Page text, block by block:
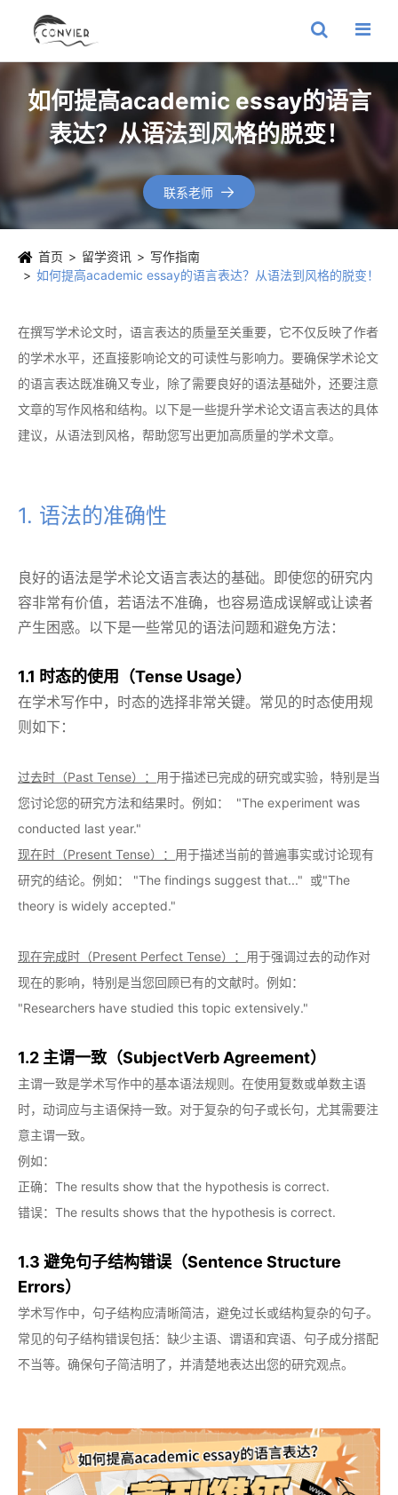
如何提高academic essay的语言
表达？从语法到风格的脱变！
联系老师 
首页 留学资讯
写作指南
如何提高academic essay的语言表达？从语法到风格的脱变！
在撰写学术论文时，语言表达的质量至关重要，它不仅反映了作者
的学术水平，还直接影响论文的可读性与影响力。要确保学术论文
的语言表达既准确又专业，除了需要良好的语法基础外，还要注意
文章的写作风格和结构。以下是一些提升学术论文语言表达的具体
建议，从语法到风格，帮助您写出更加高质量的学术文章。
1. 语法的准确性
良好的语法是学术论文语言表达的基础。即使您的研究内
容非常有价值，若语法不准确，也容易造成误解或让读者
产生困惑。以下是一些常见的语法问题和避免方法：
1.1 时态的使用（Tense Usage）
在学术写作中，时态的选择非常关键。常见的时态使用规
则如下：
过去时（Past Tense）： 用于描述已完成的研究或实验，特别是当
您讨论您的研究方法和结果时。例如： "The experiment was
conducted last year."
现在时（Present Tense）： 用于描述当前的普遍事实或讨论现有
研究的结论。例如： "The findings suggest that..." 或"The
theory is widely accepted."
现在完成时（Present Perfect Tense）： 用于强调过去的动作对
现在的影响，特别是当您回顾已有的文献时。例如：
"Researchers have studied this topic extensively."
1.2 主谓一致（SubjectVerb Agreement）
主谓一致是学术写作中的基本语法规则。在使用复数或单数主语
时，动词应与主语保持一致。对于复杂的句子或长句，尤其需要注
意主谓一致。
例如：
正确：The results show that the hypothesis is correct.
错误：The results shows that the hypothesis is correct.
1.3 避免句子结构错误（Sentence Structure
Errors）
学术写作中，句子结构应清晰简洁，避免过长或结构复杂的句子。
常见的句子结构错误包括：缺少主语、谓语和宾语、句子成分搭配
不当等。确保句子简洁明了，并清楚地表达出您的研究观点。